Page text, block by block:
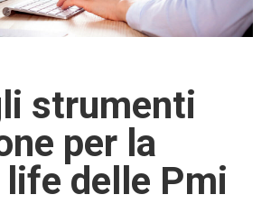
strumenti
per la
delle Pmi